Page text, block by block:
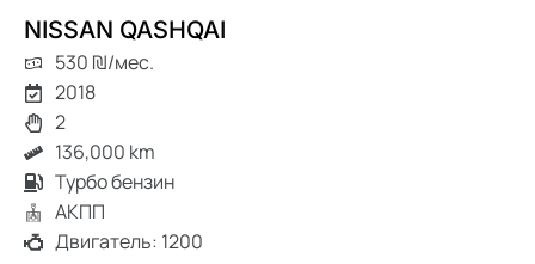
NISSAN QASHQAI
530 ₪/мес.
2018
2
136,000 km
Турбо бензин
АКПП
Двигатель: 1200